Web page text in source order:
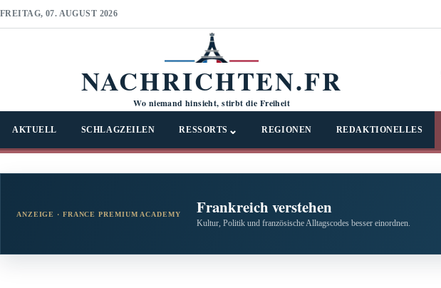
FREITAG, 07. AUGUST 2026
NACHRICHTEN.FR
Wo niemand hinsieht, stirbt die Freiheit
AKTUELL SCHLAGZEILEN RESSORTS ⌄ REGIONEN REDAKTIONELLES
ANZEIGE · FRANCE PREMIUM ACADEMY Frankreich verstehen
Kultur, Politik und französische Alltagscodes besser einordnen.